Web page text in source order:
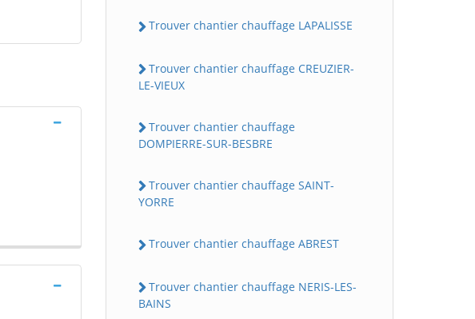
Trouver chantier chauffage LAPALISSE
Trouver chantier chauffage CREUZIER-
LE-VIEUX
Trouver chantier chauffage
DOMPIERRE-SUR-BESBRE
Trouver chantier chauffage SAINT-
YORRE
Trouver chantier chauffage ABREST
Trouver chantier chauffage NERIS-LES-
BAINS